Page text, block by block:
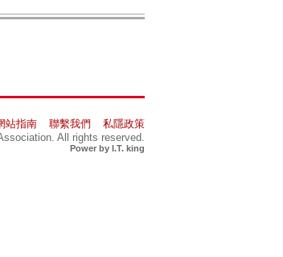
站指南 聯繫我們
私隱政策
All rights reserved.
Power by I.T. king